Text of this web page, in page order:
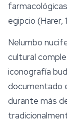
egipcio (Harer,
Nelumbo
cultural
iconografía
documentado
durante más